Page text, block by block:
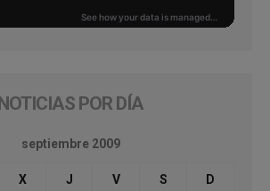
NOTICIAS POR DÍA
septiembre 2009
X J V S D